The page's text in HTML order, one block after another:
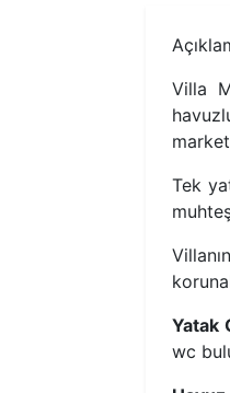
Villa
Tek
Yatak
wc